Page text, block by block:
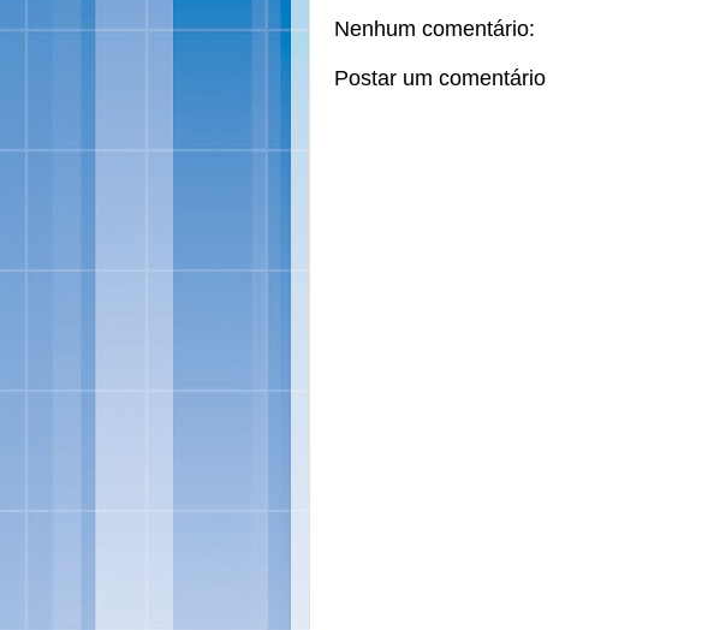
Nenhum comentário:
Postar um comentário